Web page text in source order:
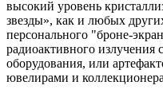
высокий уровень
звезды», как и любых
персонального "броне-
радиоактивного
оборудования, или
ювелирами и